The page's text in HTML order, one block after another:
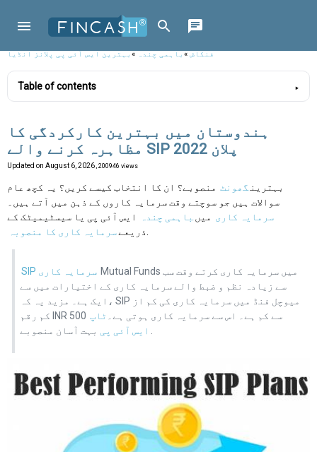
فنکاش»باہمی چندہ»بہترین ایس آئی پی پلانز انڈیا
Table of contents
ہندوستان میں بہترین کارکردگی کا
مظاہرہ کرنے والے SIP پلان 2022
Updated on August 6, 2026 , 200946 views
بہترینگھونٹ منصوبے؟ ان کا انتخاب کیسے کریں؟ یہ کچھ عام
سوالات ہیں جو سوچتے وقت سرمایہ کاروں کے ذہن میں آتے ہیں۔
سرمایہ کاری میںباہمی چندہ
ایس آئی پی یا سیسٹیمیٹک کے
ذریعےسرمایہ کاری کا منصوبہ .
SIP سرمایہ کاری Mutual Funds میں سرمایہ کاری کرتے وقت سب
سے زیادہ نظم و ضبط والے سرمایہ کاری کے اختیارات میں سے
ایک ہے۔ مزید یہ کہ، SIP میوچل فنڈ میں سرمایہ کاری کی کم از
کم رقم INR 500 سے کم ہے۔ اس سے سرمایہ کاری ہوتی ہے۔ ٹاپ
ایس آئی پی بہت آسان منصوبے.